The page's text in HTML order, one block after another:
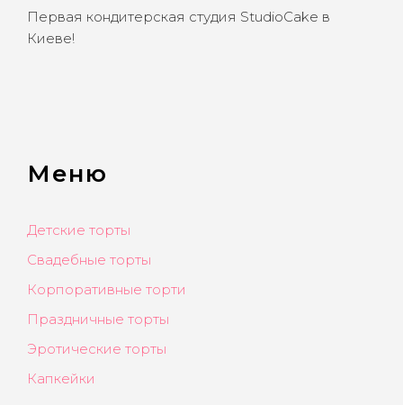
Первая кондитерская студия StudioCake в
Киеве!
Меню
Детские торты
Свадебные торты
Корпоративные торти
Праздничные торты
Эротические торты
Капкейки